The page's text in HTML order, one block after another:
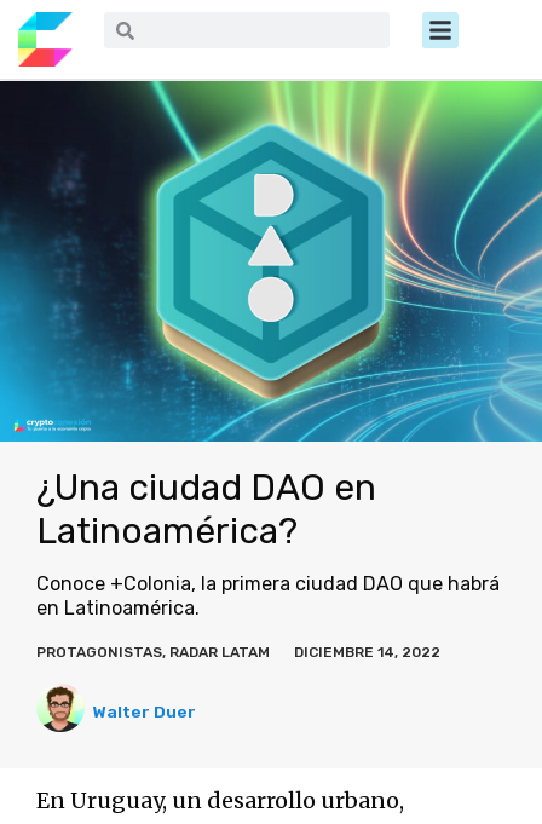
contenido
Buscar Menú
¿Una ciudad DAO en
Latinoamérica?
Conoce +Colonia, la primera ciudad DAO que habrá
en Latinoamérica.
PROTAGONISTAS, RADAR LATAM DICIEMBRE 14, 2022
Walter Duer
En Uruguay, un desarrollo urbano,